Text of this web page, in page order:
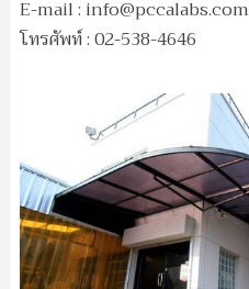
E-mail : info@pccalabs.com
โทรศัพท์ : 02-538-4646